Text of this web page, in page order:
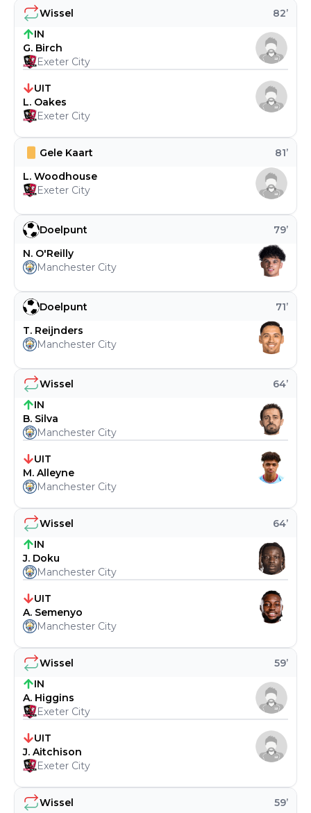
Wissel 59’
Wissel 59’
IN
A. Higgins
Exeter City
UIT
J. Aitchison
Exeter City
Wissel 64’
IN
J. Doku
Manchester City
UIT
A. Semenyo
Manchester City
Wissel 64’
IN
B. Silva
Manchester City
UIT
M. Alleyne
Manchester City
Doelpunt 71’
T. Reijnders
Manchester City
Doelpunt 79’
N. O'Reilly
Manchester City
Gele Kaart 81’
L. Woodhouse
Exeter City
Wissel 82’
IN
G. Birch
Exeter City
UIT
L. Oakes
Exeter City